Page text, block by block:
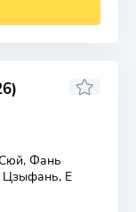
Фань
Е